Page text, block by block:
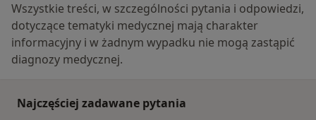
Wszystkie treści, w szczególności pytania i odpowiedzi,
dotyczące tematyki medycznej mają charakter
informacyjny i w żadnym wypadku nie mogą zastąpić
diagnozy medycznej.
Najczęściej zadawane pytania